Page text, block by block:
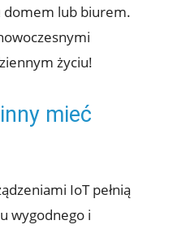
domem lub biurem.
życiu!
mieć
IoT pełnią
wygodnego i